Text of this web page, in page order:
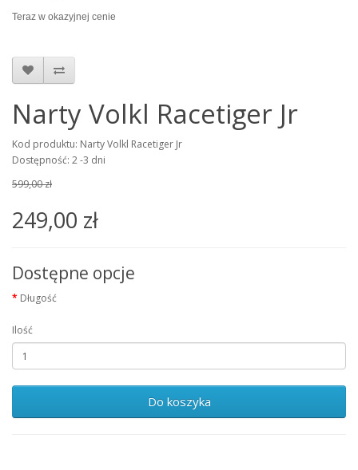
Teraz w okazyjnej cenie
Narty Volkl Racetiger Jr
Kod produktu: Narty Volkl Racetiger Jr
Dostępność: 2 -3 dni
599,00 zł
249,00 zł
Dostępne opcje
Długość
Ilość
Do koszyka